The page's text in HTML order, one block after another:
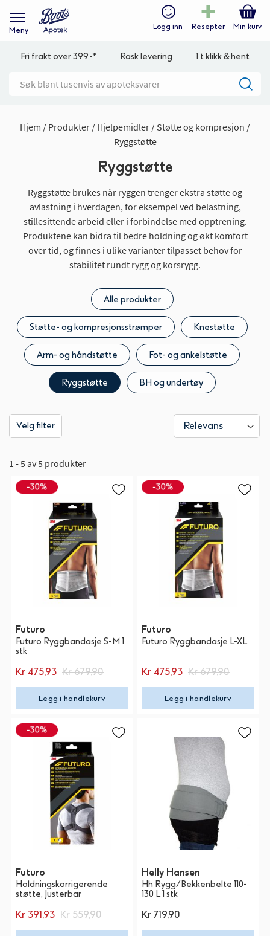
Meny Logg inn Resepter Min kurv
Fri frakt over 399,-* Rask levering 1 t klikk & hent
Hjem Produkter Hjelpemidler
Støtte og kompresjon
Ryggstøtte
Ryggstøtte
Ryggstøtte brukes når ryggen trenger ekstra støtte og
avlastning i hverdagen, for eksempel ved belastning,
stillesittende arbeid eller i forbindelse med opptrening.
Produktene kan bidra til bedre holdning og økt komfort
over tid, og finnes i ulike varianter tilpasset behov for
stabilitet rundt rygg og korsrygg.
Alle produkter
Støtte- og kompresjonsstrømper Knestøtte
Arm- og håndstøtte Fot- og ankelstøtte
Ryggstøtte BH og undertøy
Velg filter
1 - 5 av 5 produkter
Futuro
Futuro Ryggbandasje S-M 1
stk
Kr 475,93 Kr 679,90
Legg i handlekurv
Futuro
Futuro Ryggbandasje L-XL
Kr 475,93 Kr 679,90
Legg i handlekurv
Futuro
Holdningskorrigerende
støtte, Justerbar
Kr 391,93 Kr 559,90
Helly Hansen
Hh Rygg/Bekkenbelte 110-
130 L 1 stk
Kr 719,90